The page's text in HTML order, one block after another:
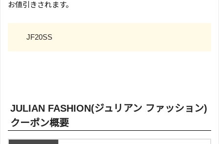
お値引きされます。
JF20SS
JULIAN FASHION(ジュリアン ファッション)
クーポン概要